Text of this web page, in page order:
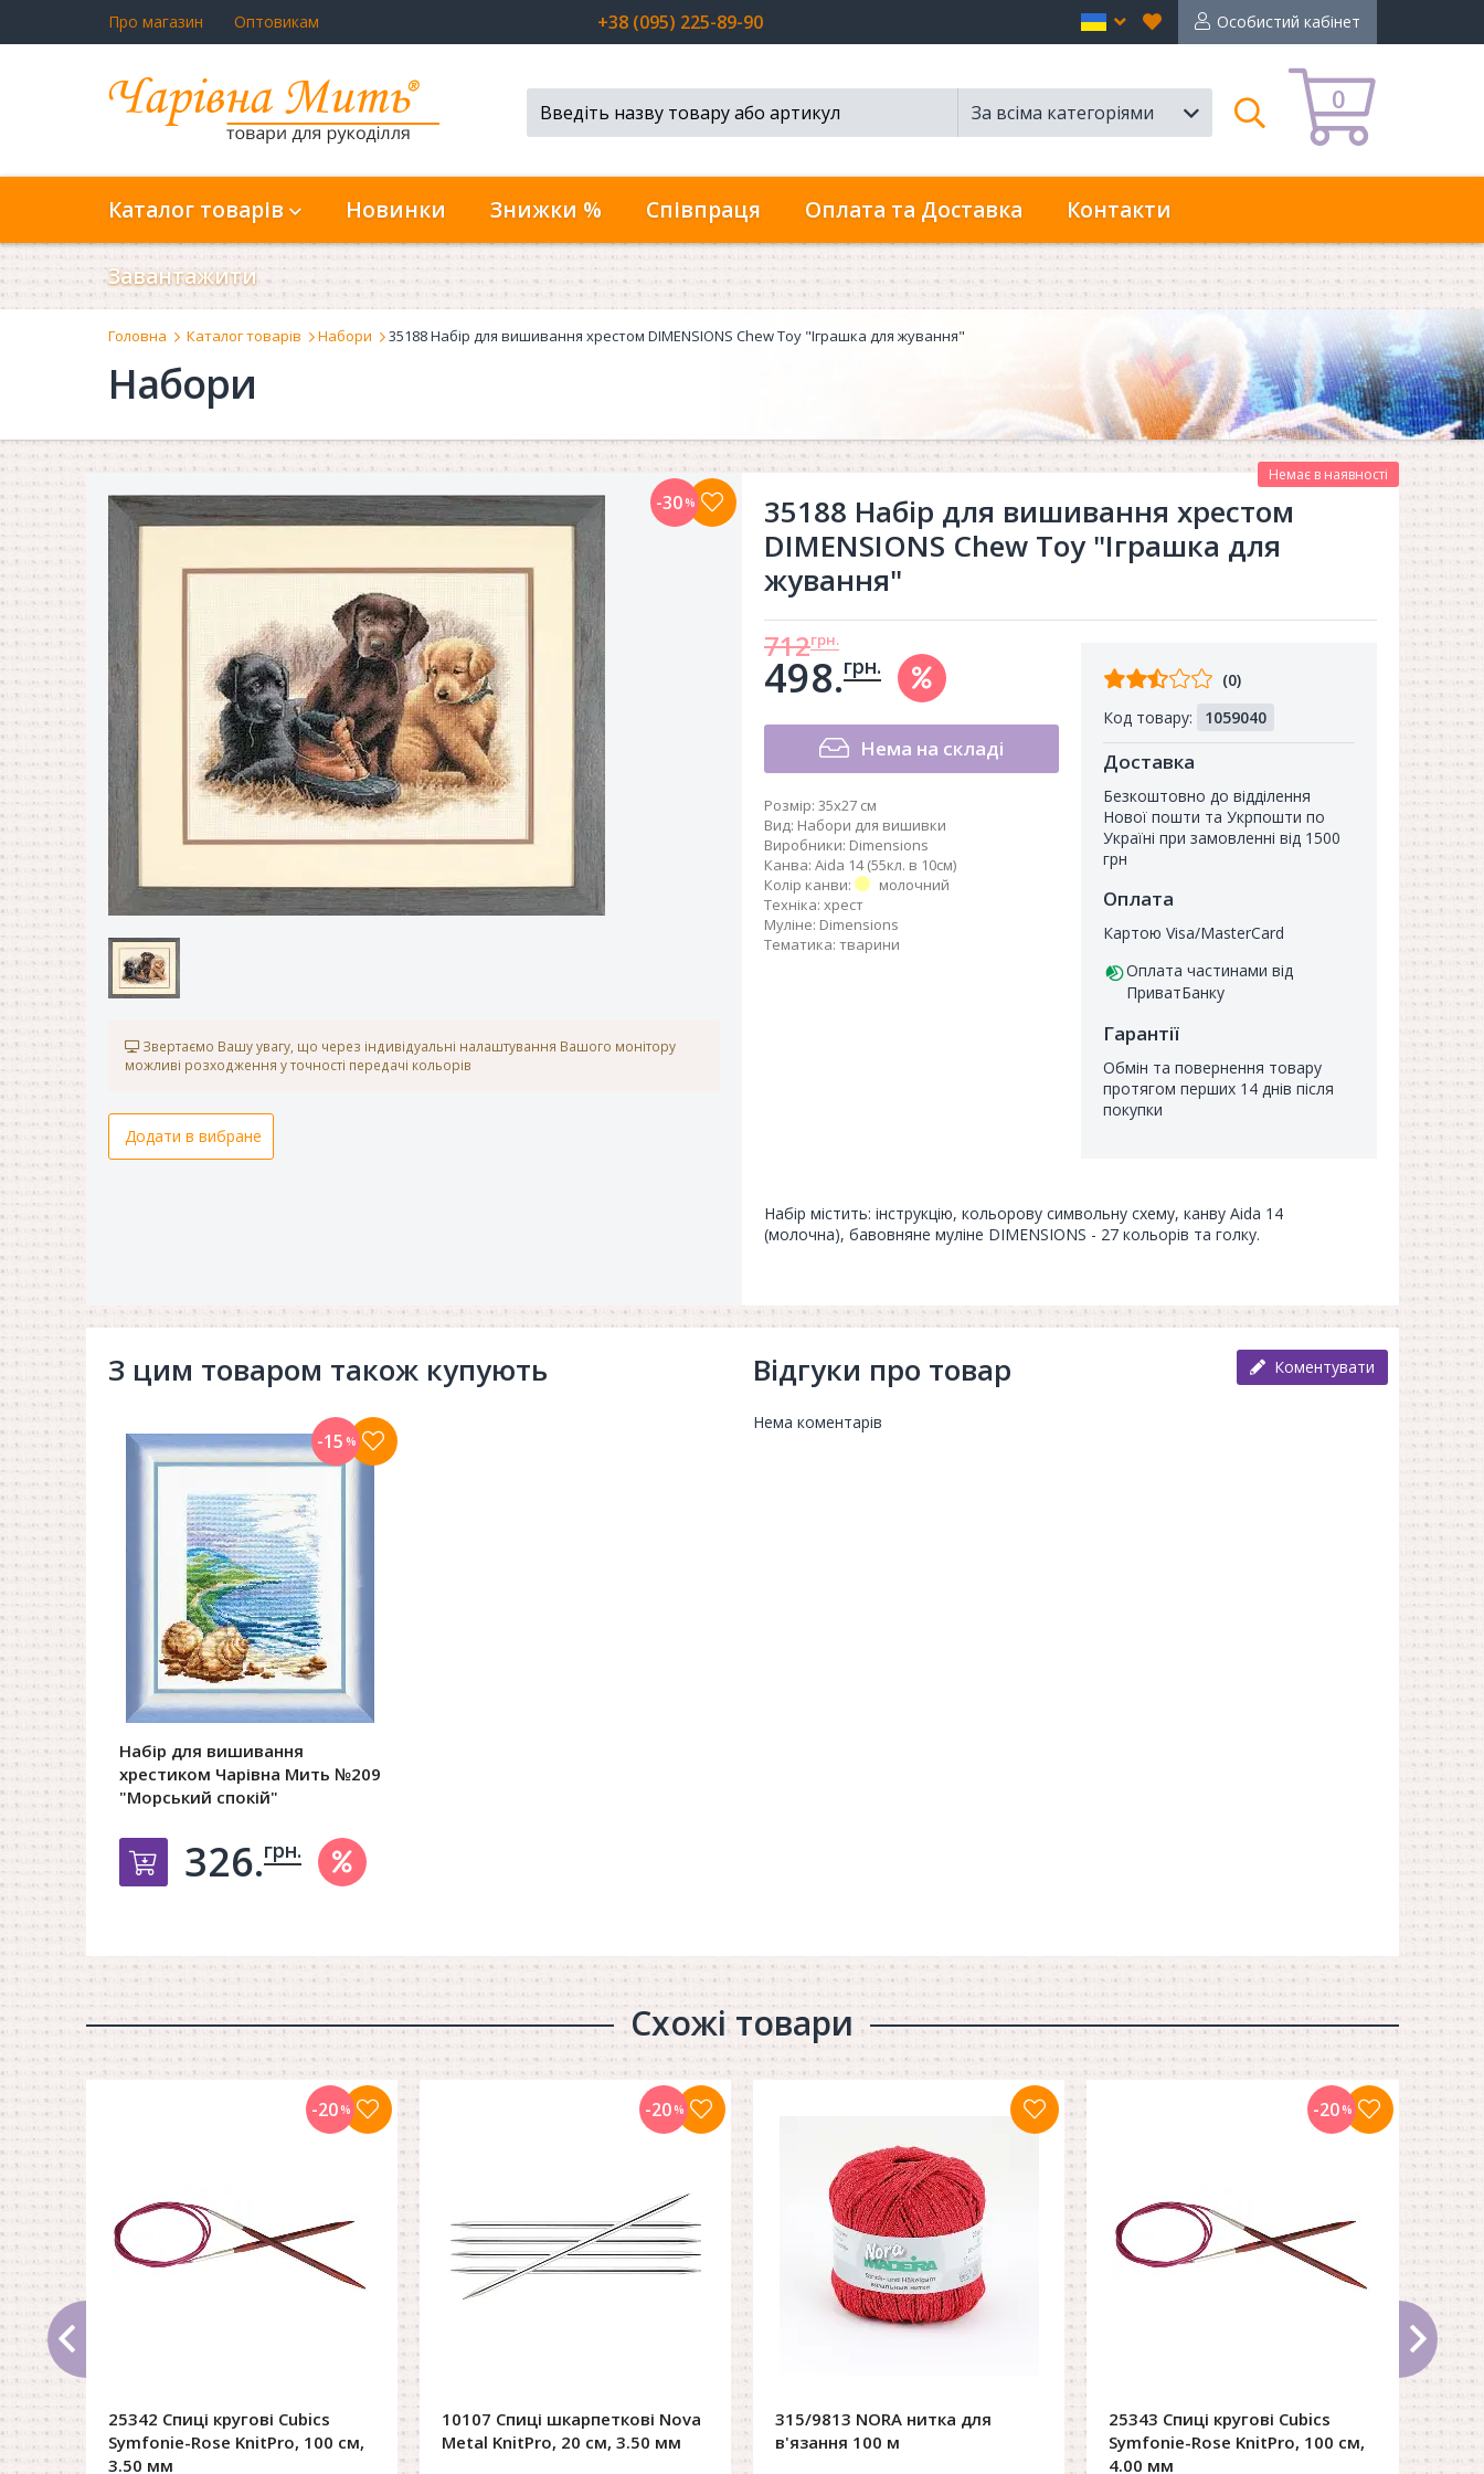
Про магазин Оптовикам +38 (095) 225-89-90 Особистий кабінет
Вибране
en
0
За всіма категоріями
Пошук
Каталог товарів Новинки Знижки % Співпраця Оплата та Доставка Контакти
Завантажити
Головна Каталог товарів Набори 35188 Набір для вишивання хрестом DIMENSIONS Chew Toy "Іграшка для жування"
Набори
Звертаємо Вашу увагу, що через індивідуальні налаштування Вашого монітору
можливі розходження у точності передачі кольорів
Додати в вибране
-30%
35188 Набір для вишивання хрестом
DIMENSIONS Chew Toy "Іграшка для
жування"
Немає в наявності
712грн.
498.грн.
Нема на складі
Розмір: 35x27 см
Вид: Набори для вишивки
Виробники: Dimensions
Канва: Aida 14 (55кл. в 10см)
Колір канви:
молочний
Техніка: хрест
Муліне: Dimensions
Тематика: тварини
Відгуків
покупців
(0)
Код товару:
1059040
Доставка
Безкоштовно до відділення
Нової пошти та Укрпошти по
Україні при замовленні від 1500
грн
Оплата
Картою Visa/MasterCard
Оплата частинами від
ПриватБанку
Гарантії
Обмін та повернення товару
протягом перших 14 днів після
покупки
Набір містить: інструкцію, кольорову символьну схему, канву Aida 14
(молочна), бавовняне муліне DIMENSIONS - 27 кольорів та голку.
З цим товаром також купують
Набір для вишивання
хрестиком Чарівна Мить №209
"Морський спокій"
Добавить в корзину
326.грн.
-15 %
Відгуки про товар Коментувати
Нема коментарів
Схожі товари
25342 Спиці кругові Cubics
Symfonie-Rose KnitPro, 100 см,
3.50 мм
-20%
10107 Спиці шкарпеткові Nova
Metal KnitPro, 20 см, 3.50 мм
-20%
315/9813 NORA нитка для
в'язання 100 м
25343 Спиці кругові Cubics
Symfonie-Rose KnitPro, 100 см,
4.00 мм
-20%